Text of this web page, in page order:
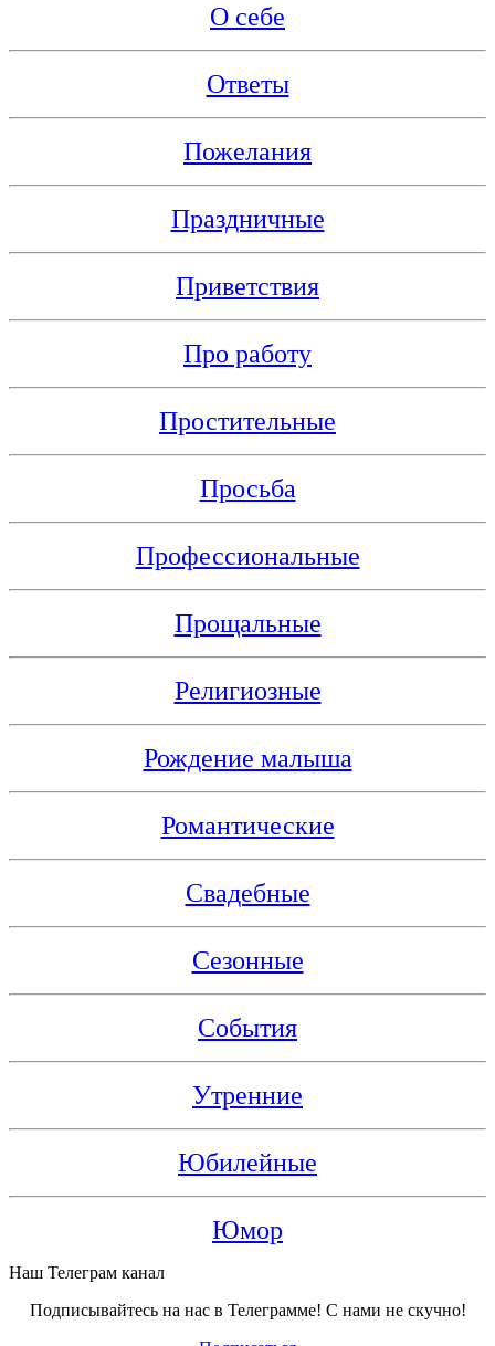
О себе
Ответы
Пожелания
Праздничные
Приветствия
Про работу
Простительные
Просьба
Профессиональные
Прощальные
Религиозные
Рождение малыша
Романтические
Свадебные
Сезонные
События
Утренние
Юбилейные
Юмор
Наш Телеграм канал
Подписывайтесь на нас в Телеграмме! С нами не скучно!